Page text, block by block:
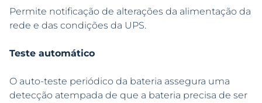
Permite notificação de alterações da alimentação da
rede e das condições da UPS.
Teste automático
O auto-teste periódico da bateria assegura uma
detecção atempada de que a bateria precisa de ser